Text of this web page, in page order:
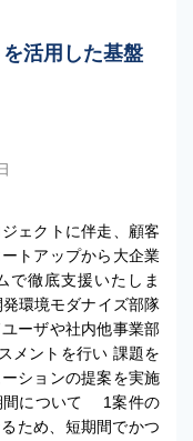
を活用した基盤
ェクトに伴走、顧客
トアップから大企業
で徹底支援いたしま
環境モダナイズ部隊
ーザや社内他事業部
メントを行い 課題を
ションの提案を実施
間について 1案件の
ため、短期間でかつ